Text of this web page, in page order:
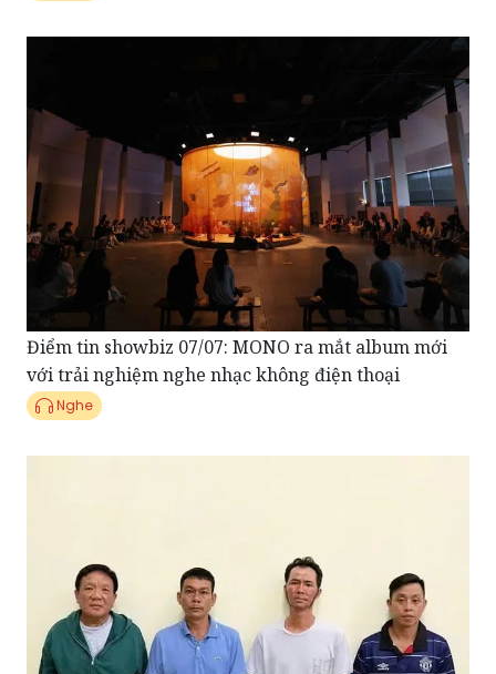
Điểm tin showbiz 07/07: MONO ra mắt album mới
với trải nghiệm nghe nhạc không điện thoại
Nghe